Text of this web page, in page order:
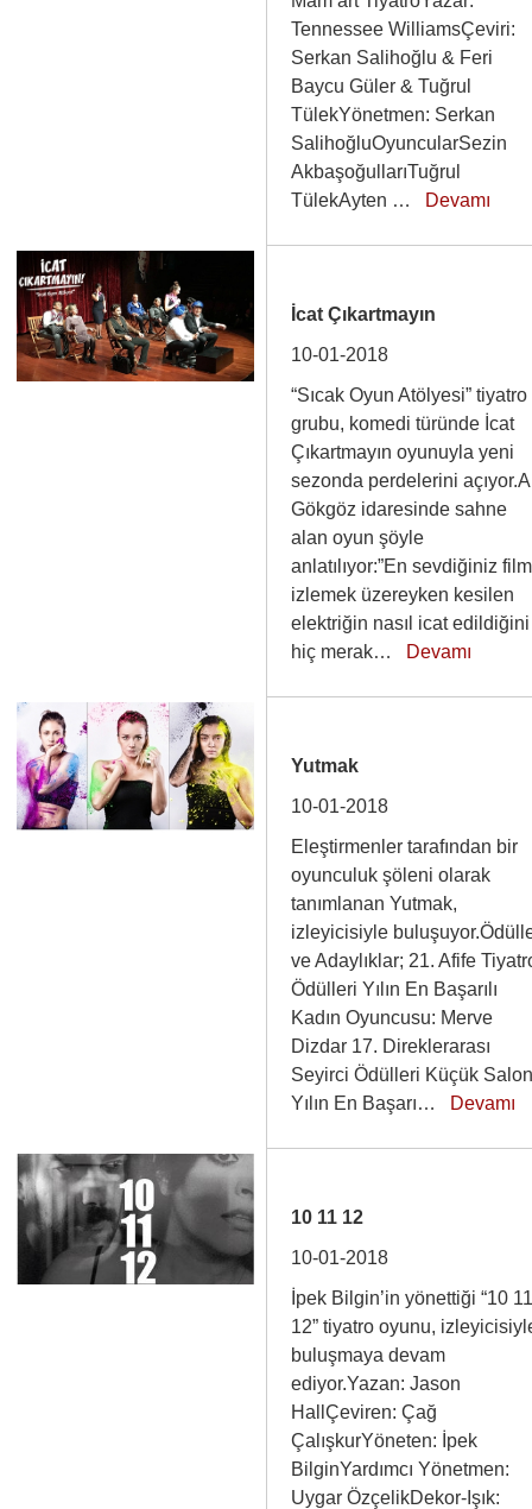
Tennessee WilliamsÇeviri:
Serkan Salihoğlu & Feri
Baycu Güler & Tuğrul
TülekYönetmen: Serkan
SalihoğluOyuncularSezin
AkbaşoğullarıTuğrul
TülekAyten … Devamı
İcat Çıkartmayın
10-01-2018
“Sıcak Oyun Atölyesi” tiyatro
grubu, komedi türünde İcat
Çıkartmayın oyunuyla yeni
sezonda perdelerini
Gökgöz idaresinde sahne
alan oyun şöyle
anlatılıyor:”En sevdiğiniz
izlemek üzereyken kesilen
elektriğin nasıl icat edildiğini
hiç merak… Devamı
Yutmak
10-01-2018
Eleştirmenler tarafından bir
oyunculuk şöleni olarak
tanımlanan Yutmak,
izleyicisiyle
ve Adaylıklar; 21. Afife
Ödülleri Yılın En Başarılı
Kadın Oyuncusu: Merve
Dizdar 17. Direklerarası
Seyirci Ödülleri Küçük
Yılın En Başarı… Devamı
10 11 12
10-01-2018
İpek Bilgin’in yönettiği “10
12” tiyatro oyunu,
buluşmaya devam
ediyor.Yazan: Jason
HallÇeviren: Çağ
ÇalışkurYöneten: İpek
BilginYardımcı Yönetmen:
Uygar ÖzçelikDekor-Işık: